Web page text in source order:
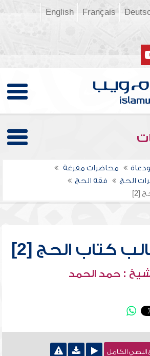
Français
English
محاضرات مفرغة
الحج
فقه الحج
[2]
كتاب الحج [2]
: حمد الحمد
النصي الكامل